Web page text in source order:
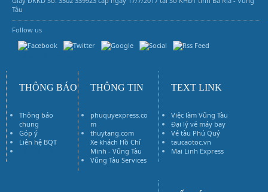
Tàu
Follow us
THÔNG BÁO
Thông báo
chung
Góp ý
Liên hệ BQT
THÔNG TIN
phuquyexpress.co
m
thuytang.com
Xe khách Hồ Chí
Minh - Vũng Tàu
Vũng Tàu Services
TEXT LINK
Việc làm Vũng Tàu
Đại lý vé máy bay
Vé tàu Phú Quý
taucaotoc.vn
Mai Linh Express